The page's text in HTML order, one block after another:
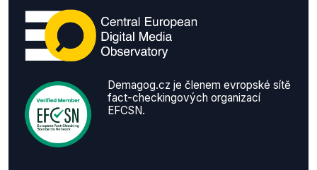
Demagog.cz je členem evropské sítě
fact-checkingových organizací
EFCSN.